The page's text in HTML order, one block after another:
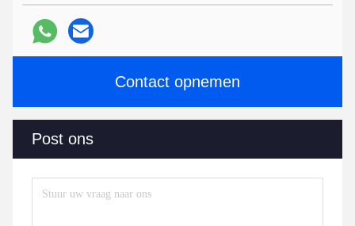
Contact opnemen
Post ons